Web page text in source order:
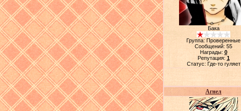
Бака
Группа: Проверенные
Сообщений: 55
Награды: 0
Репутация: 1
Статус: Где-то гуляет
Агнел